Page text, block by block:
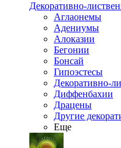
Декоративно-
Аглаонемы
Адениумы
Алоказии
Бегонии
Бонсай
Гипоэстесы
Декоративно-
Диффенбахии
Драцены
Другие
Еще